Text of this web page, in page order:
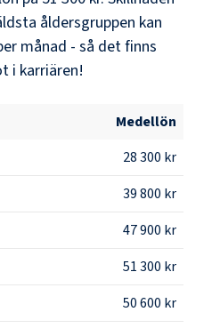
åldersgruppen kan
månad - så det finns
i karriären!
Medellön
28 300 kr
39 800 kr
47 900 kr
51 300 kr
50 600 kr